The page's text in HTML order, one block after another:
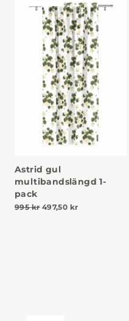
Astrid gul
multibandslängd 1-
pack
995kr Det ursprungliga
497,50 krDet